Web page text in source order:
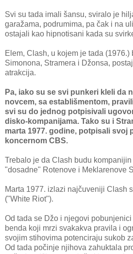
Svi su tada imali šansu, sviralo je
garažama, podrumima, pa čak i na
ostajali kao hipnotisani kada su
Elem, Clash, u kojem je tada
Simonona, Stramera i Džonsa,
atrakcija.
Pa, iako su se svi punkeri kleli da
novcem, sa establišmentom,
svi su do jednog potpisivali
disko-kompanijama. Tako su i
marta 1977. godine, potpisali svoj
koncernom CBS.
Trebalo je da Clash budu
"dosadne" Rotenove i Meklarenove
Marta 1977. izlazi najčuveniji Clash
("White Riot").
Od tada se Džo i njegovi
benda koji mrzi svakakva pravila i
svojim stihovima potenciraju sukob
Od tada počinje njihova zahuktala